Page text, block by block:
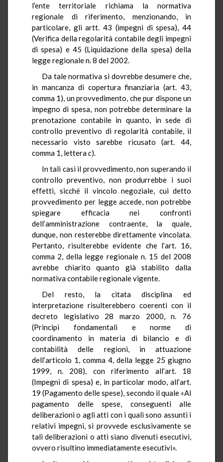
l’ente territoriale richiama la normativa
regionale di riferimento, menzionando, in
particolare, gli artt. 43 (impegni di spesa), 44
(Verifica della regolarità contabile degli impegni
di spesa) e 45 (Liquidazione della spesa) della
legge regionale n. 8 del 2002.
Da tale normativa si dovrebbe desumere che,
in mancanza di copertura finanziaria (art. 43,
comma 1), un provvedimento, che pur dispone un
impegno di spesa, non potrebbe determinare la
prenotazione contabile in quanto, in sede di
controllo preventivo di regolarità contabile, il
necessario visto sarebbe ricusato (art. 44,
comma 1, letterac).
In tali casi il provvedimento, non superando il
controllo preventivo, non produrrebbe i suoi
effetti, sicché il vincolo negoziale, cui detto
provvedimento per legge accede, non potrebbe
spiegare efficacia nei confronti
dell’amministrazione contraente, la quale,
dunque, non resterebbe direttamente vincolata.
Pertanto, risulterebbe evidente che l’art. 16,
comma 2, della legge regionale n. 15 del 2008
avrebbe chiarito quanto già stabilito dalla
normativa contabile regionale vigente.
Del resto, la citata disciplina ed
interpretazione risulterebbero coerenti con il
decreto legislativo 28 marzo 2000, n. 76
(Principi fondamentali e norme di
coordinamento in materia di bilancio e di
contabilità delle regioni, in attuazione
dell’articolo 1, comma 4, della legge 25 giugno
1999, n. 208), con riferimento all’art. 18
(Impegni di spesa) e, in particolar modo, all’art.
19 (Pagamento delle spese), secondo il quale «Al
pagamento delle spese, conseguenti alle
deliberazioni o agli atti con i quali sono assunti i
relativi impegni, si provvede esclusivamente se
tali deliberazioni o atti siano divenuti esecutivi,
ovvero risultino immediatamente esecutivi».